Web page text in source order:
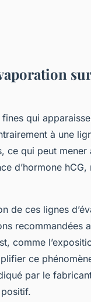
qui
à une
ce qui peut
d’hormone
de ces lignes
recommandées
comme
ce
par le